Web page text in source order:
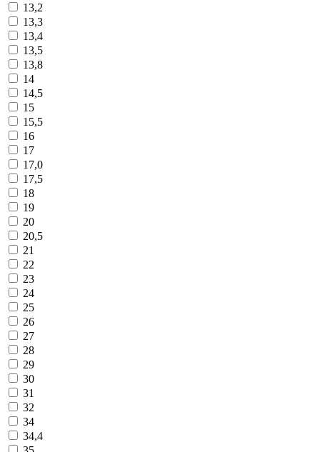
13,2
13,3
13,4
13,5
13,8
14
14,5
15
15,5
16
17
17,0
17,5
18
19
20
20,5
21
22
23
24
25
26
27
28
29
30
31
32
34
34,4